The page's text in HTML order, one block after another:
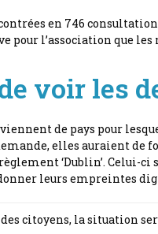
en 746
pour l’association que
voir les
de pays pour
elles auraient de
règlement ‘Dublin’.
leurs empreintes
citoyens, la situation